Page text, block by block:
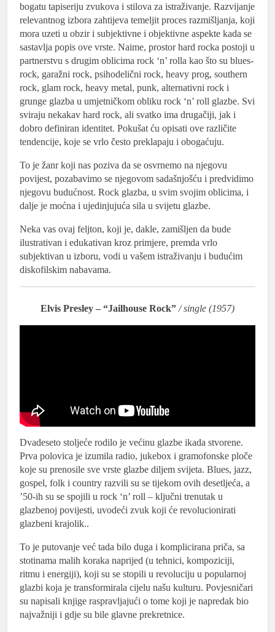
bogatu tapiseriju zvukova i stilova za istraživanje. Razvijanje
relevantnog izbora zahtijeva temeljit proces razmišljanja, koji
mora uzeti u obzir i subjektivne i objektivne aspekte kada se
sastavlja popis ove vrste. Naime, prostor hard rocka postoji u
partnerstvu s drugim oblicima rock ‘n’ rolla kao što su blues-
rock, garažni rock, psihodelični rock, heavy prog, southern
rock, glam rock, heavy metal, punk, alternativni rock i
grunge glazba u umjetničkom obliku rock ‘n’ roll glazbe. Svi
sviraju nekakav hard rock, ali svatko ima drugačiji, jak i
dobro definiran identitet. Pokušat ću opisati ove različite
tendencije, koje se vrlo često preklapaju i obogaćuju.
To je žanr koji nas poziva da se osvrnemo na njegovu
povijest, pozabavimo se njegovom sadašnjošću i predvidimo
njegovu budućnost. Rock glazba, u svim svojim oblicima, i
dalje je moćna i ujedinjujuća sila u svijetu glazbe.
Neka vas ovaj feljton, koji je, dakle, zamišljen da bude
ilustrativan i edukativan kroz primjere, premda vrlo
subjektivan u izboru, vodi u vašem istraživanju i budućim
diskofilskim nabavama.
Elvis Presley – “Jailhouse Rock” / single (1957)
Dvadeseto stoljeće rodilo je većinu glazbe ikada stvorene.
Prva polovica je izumila radio, jukebox i gramofonske ploče
koje su prenosile sve vrste glazbe diljem svijeta. Blues, jazz,
gospel, folk i country razvili su se tijekom ovih desetljeća, a
’50-ih su se spojili u rock ‘n’ roll – ključni trenutak u
glazbenoj povijesti, uvodeći zvuk koji će revolucionirati
glazbeni krajolik..
To je putovanje već tada bilo duga i komplicirana priča, sa
stotinama malih koraka naprijed (u tehnici, kompoziciji,
ritmu i energiji), koji su se stopili u revoluciju u popularnoj
glazbi koja je transformirala cijelu našu kulturu. Povjesničari
su napisali knjige raspravljajući o tome koji je napredak bio
najvažniji i gdje su bile glavne prekretnice.